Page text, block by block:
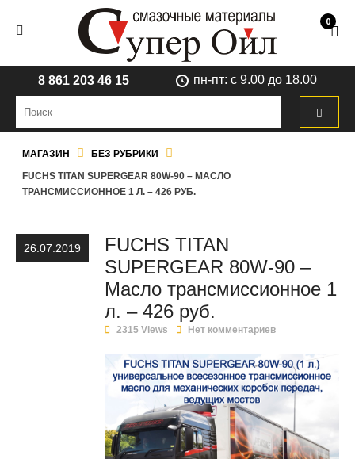
0
8 861 203 46 15 пн-пт: с 9.00 до 18.00
МАГАЗИН
БЕЗ РУБРИКИ
FUCHS TITAN SUPERGEAR 80W-90 – МАСЛО
ТРАНСМИССИОННОЕ 1 Л. – 426 РУБ.
26.07.2019
FUCHS TITAN
SUPERGEAR 80W-90 –
Масло трансмиссионное 1
л. – 426 руб.
2315 Views Нет комментариев